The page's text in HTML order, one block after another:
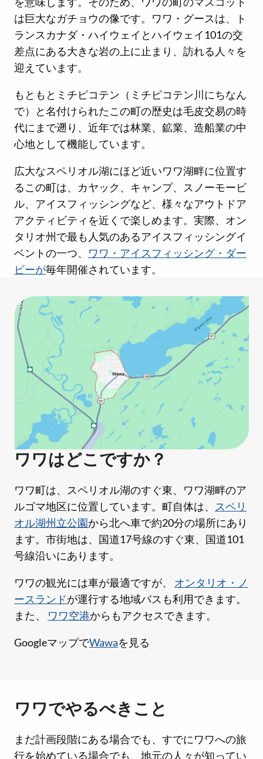
は巨大なガチョウの像です。ワワ・グースは、ト
ランスカナダ・ハイウェイとハイウェイ101の交
差点にある大きな岩の上に止まり、訪れる人々を
迎えています。
もともとミチピコテン（ミチピコテン川にちなん
で）と名付けられたこの町の歴史は毛皮交易の時
代にまで遡り、近年では林業、鉱業、造船業の中
心地として機能しています。
広大なスペリオル湖にほど近いワワ湖畔に位置す
るこの町は、カヤック、キャンプ、スノーモービ
ル、アイスフィッシングなど、様々なアウトドア
アクティビティを近くで楽しめます。実際、オン
タリオ州で最も人気のあるアイスフィッシングイ
ベントの一つ、 ワワ・アイスフィッシング・ダー
ビーが毎年開催されています。
ワワはどこですか？
ワワ町は、スペリオル湖のすぐ東、ワワ湖畔のア
ルゴマ地区に位置しています。町自体は、 スペリ
オル湖州立公園から北へ車で約20分の場所にあり
ます。市街地は、国道17号線のすぐ東、国道101
号線沿いにあります。
ワワの観光には車が最適ですが、 オンタリオ・ノ
ースランドが運行する地域バスも利用できます。
また、 ワワ空港からもアクセスできます。
GoogleマップでWawaを見る
ワワでやるべきこと
まだ計画段階にある場合でも、すでにワワへの旅
行を始めている場合でも、地元の人々が知ってい